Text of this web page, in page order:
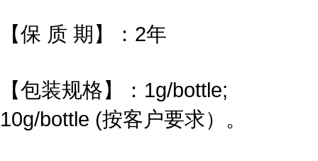
【保 质 期】：2年
【包装规格】：1g/bottle;
10g/bottle (按客户要求）。